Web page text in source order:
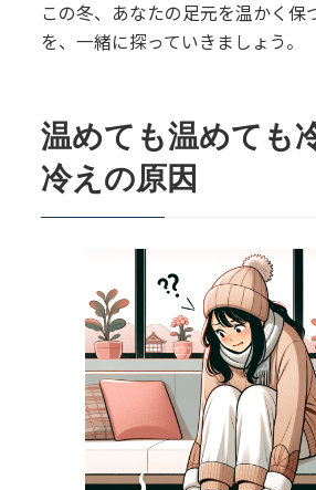
この冬、あなたの足元を温かく保
を、一緒に探っていきましょう。
温めても温めても
冷えの原因